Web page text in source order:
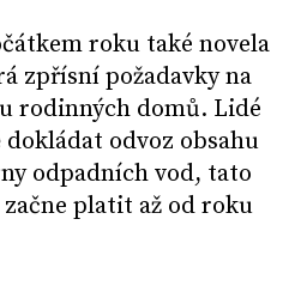
roku také novela
zpřísní požadavky na
rodinných domů. Lidé
odvoz obsahu
odpadních vod, tato
platit až od roku